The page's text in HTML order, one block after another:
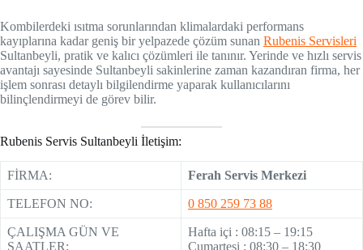
Kombilerdeki ısıtma sorunlarından klimalardaki performans
kayıplarına kadar geniş bir yelpazede çözüm sunan Rubenis Servisleri
Sultanbeyli, pratik ve kalıcı çözümleri ile tanınır. Yerinde ve hızlı servis
avantajı sayesinde Sultanbeyli sakinlerine zaman kazandıran firma, her
işlem sonrası detaylı bilgilendirme yaparak kullanıcılarını
bilinçlendirmeyi de görev bilir.
Rubenis Servis Sultanbeyli İletişim:
FİRMA: Ferah Servis Merkezi
TELEFON NO: 0 850 259 73 88
ÇALIŞMA GÜN VE
SAATLER:
Hafta içi : 08:15 – 19:15
Cumartesi : 08:30 – 18:30